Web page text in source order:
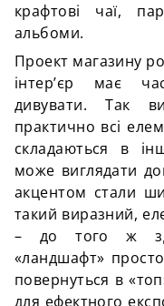
крафтові чаї,
альбоми.
Проект магазину
інтер’єр має
дивувати. Так
практично всі
складаються в
може виглядати
акцентом стали
такий виразний,
– до того ж
«ландшафт»
повернуться в
для ефектного